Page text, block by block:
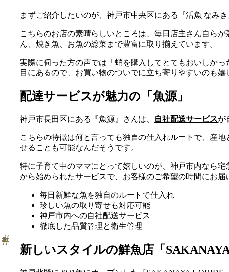
まずご紹介したいのが、神戸市中央区にある『活魚 なみ
こちらのお店の素晴らしいところは、毎日店主さん自ら
ん、焼き魚、お魚の総菜まで豊富に取り揃えています。
実際に伺った方の声では「蛸を購入してとてもおいしか
目にあるので、お買い物のついでに立ち寄りやすいのも嬉
配達サービスが魅力の「魚源」
神戸市長田区にある『魚源』さんは、 自社配送サービスが
こちらの特徴は何と言っても独自の仕入れルートで、産
せることも可能なんだそうです。
特に子育て中のママにとって嬉しいのが、神戸市内なら
から始められたサービスで、お客様のご希望の時間にお届
毎日新鮮な魚を独自のルートで仕入れ
珍しい魚の取り寄せも対応可能
神戸市内への自社配送サービス
徹底した品質管理と衛生管理
新しいスタイルの鮮魚店「SAKANAYA